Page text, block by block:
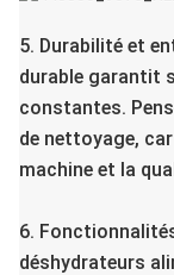
5. Durabilité et
durable garantit
constantes.
de nettoyage,
machine et la
6.
déshydrateurs